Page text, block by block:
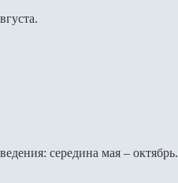
середина мая – октябрь.